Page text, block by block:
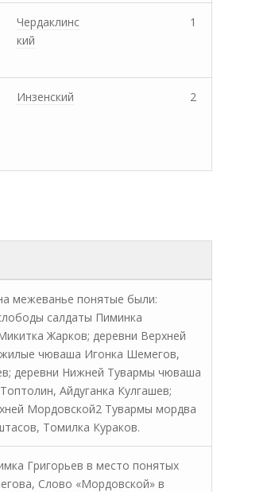
Чердаклинс
кий
1
Инзенский 2
межеванье понятые были:
салдаты Пиминка
Жарков; деревни Верхней
чюваша Игонка Шемегов,
деревни Нижней Тувармы чюваша
Айдуганка Кулгашев;
Мордовской2 Тувармы мордва
Томилка Кураков.
Григорьев в место понятых
Слово «Мордовской» в